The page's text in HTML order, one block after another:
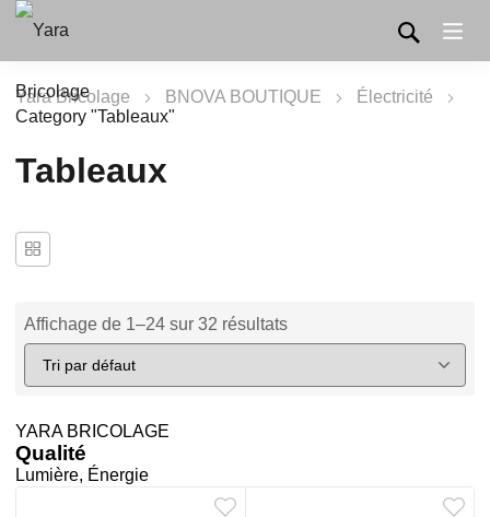
Yara Bricolage BNOVA BOUTIQUE
Électricité
Category "Tableaux"
Tableaux
Affichage de 1–24 sur 32 résultats
YARA BRICOLAGE
Qualité
Lumière, Énergie